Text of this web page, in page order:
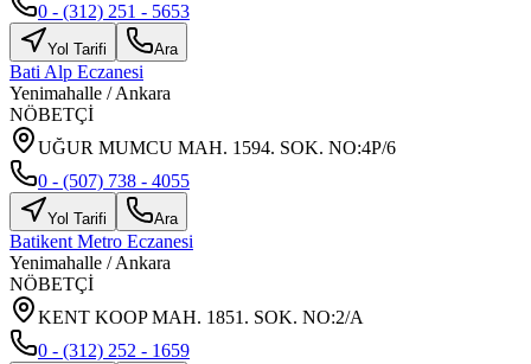
0 - (312) 251 - 5653
Yol Tarifi Ara
Bati Alp Eczanesi
Yenimahalle /Ankara
NÖBETÇİ
UĞUR MUMCU MAH. 1594. SOK. NO:4P/6
0 - (507) 738 - 4055
Yol Tarifi Ara
Batikent Metro Eczanesi
Yenimahalle /Ankara
NÖBETÇİ
KENT KOOP MAH. 1851. SOK. NO:2/A
0 - (312) 252 - 1659